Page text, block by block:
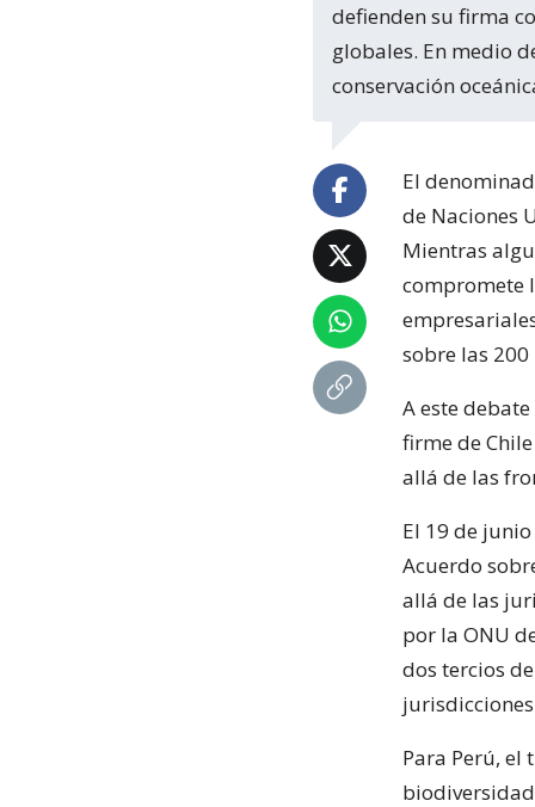
defienden su firma
globales. En medio
conservación
El
de Naciones
Mientras
compromete
sobre las
A este
firme de
allá de las
El 19 de
Acuerdo
allá de las
por la ONU
dos tercios
Para Perú, el